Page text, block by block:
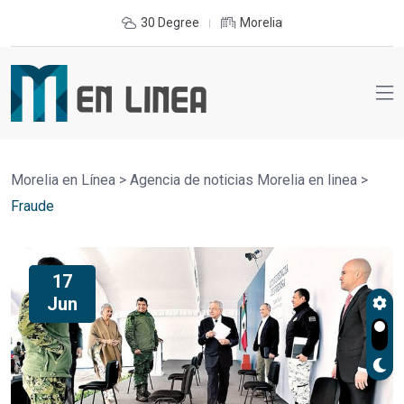
30 Degree Morelia
Morelia en Línea > Agencia de noticias Morelia en linea >
Fraude
17
Jun